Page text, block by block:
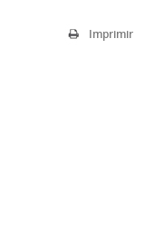
Imprimir